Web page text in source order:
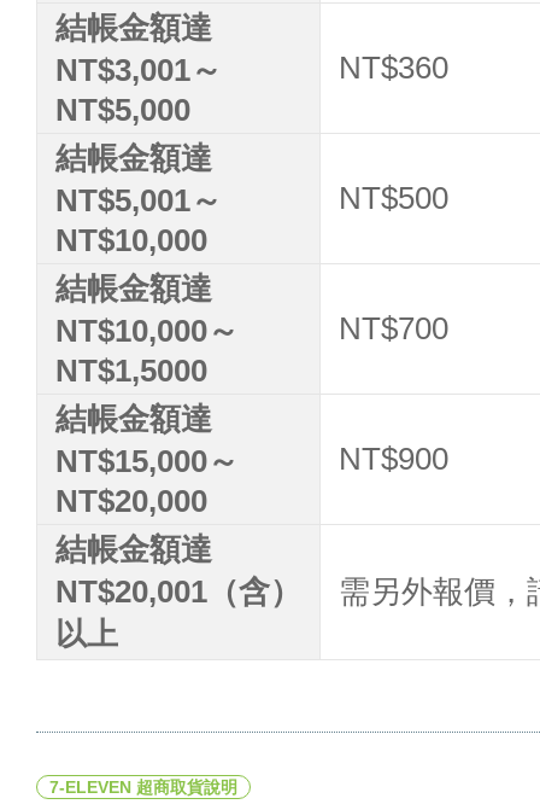
結帳金額達
NT$3,001～
NT$5,000
NT$360
結帳金額達
NT$5,001～
NT$10,000
NT$500
結帳金額達
NT$10,000～
NT$1,5000
NT$700
結帳金額達
NT$15,000～
NT$20,000
NT$900
結帳金額達
NT$20,001（含）
以上
需另外報價，
7-ELEVEN 超商取貨說明